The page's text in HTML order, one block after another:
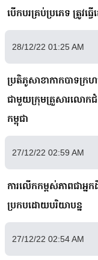
បើកបរគ្រប់ប្រភេទ ត្រូវធ្
28/12/22 01:25 AM
ប្រតិភូសាខាកាកបាទក្រ
ជាមួយក្រុមគ្រួសារលោកជំ
កម្ពុជា
27/12/22 02:59 AM
ការលើកកម្ពស់ភាពជាអ្ន
ប្រកបដោយបរិយាបន្ន
27/12/22 02:54 AM